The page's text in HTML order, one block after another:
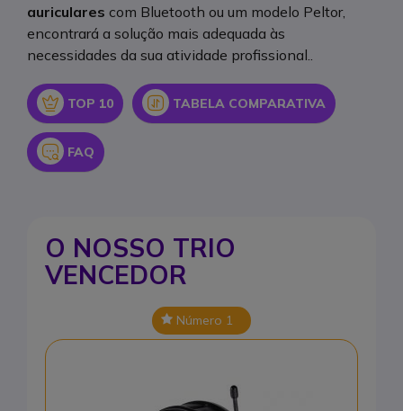
auriculares com Bluetooth ou um modelo Peltor,
encontrará a solução mais adequada às
necessidades da sua atividade profissional..
Icon
TOP 10 Icon
TABELA COMPARATIVA
Icon
FAQ
O NOSSO TRIO
VENCEDOR
Número 1